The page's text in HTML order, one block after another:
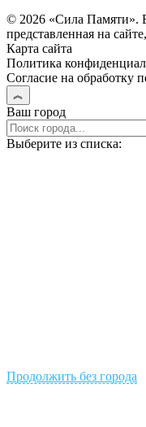
© 2026 «Сила Памяти».
представленная на
Карта сайта
Политика
Согласие на обработку
Ваш город
Выберите из списка:
Продолжить без города